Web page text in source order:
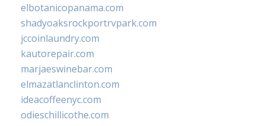
elbotanicopanama.com
shadyoaksrockportrvpark.com
jccoinlaundry.com
kautorepair.com
marjaeswinebar.com
elmazatlanclinton.com
ideacoffeenyc.com
odieschillicothe.com